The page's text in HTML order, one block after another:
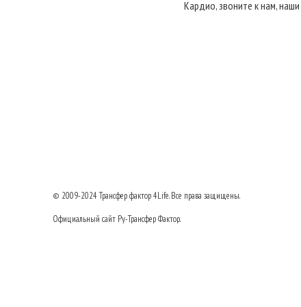
Кардио, звоните к нам, наши
© 2009-2024Трансфер фактор4Life. Все права защищены.
Официальный сайт Ру-Трансфер Фактор.